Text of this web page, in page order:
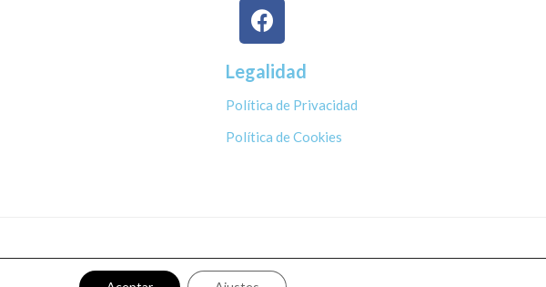
Legalidad
Política de Privacidad
Política de Cookies